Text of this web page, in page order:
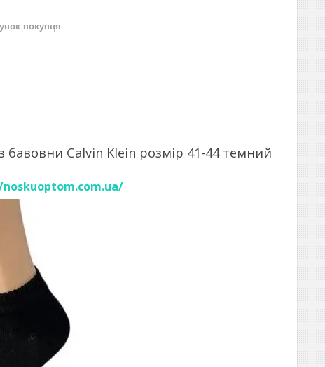
покупця
бавовни Calvin Klein розмір 41-44 темний